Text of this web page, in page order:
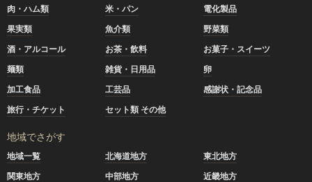
肉・ハム類 米・パン
電化製品
果実類
魚介類
野菜類
酒・アルコール
お茶・飲料
お菓子・スイーツ
麺類
雑貨・日用品
卵
加工食品
工芸品
感謝状・記念品
旅行・チケット
セット類 その他
地域でさがす
地域一覧 北海道地方
東北地方
関東地方
中部地方
近畿地方